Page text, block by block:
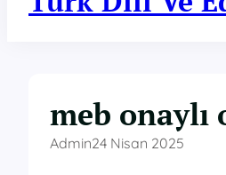
meb onaylı
Admin24 Nisan 2025